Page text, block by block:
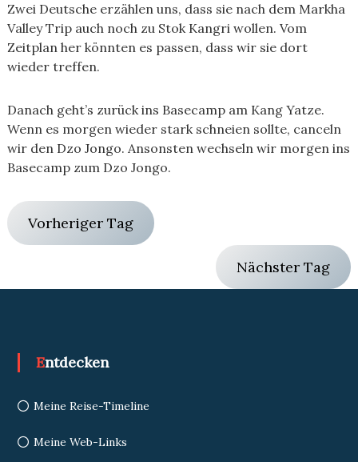
Zwei Deutsche erzählen uns, dass sie nach dem Markha
Valley Trip auch noch zu Stok Kangri wollen. Vom
Zeitplan her könnten es passen, dass wir sie dort
wieder treffen.
Danach geht’s zurück ins Basecamp am Kang Yatze.
Wenn es morgen wieder stark schneien sollte, canceln
wir den Dzo Jongo. Ansonsten wechseln wir morgen ins
Basecamp zum Dzo Jongo.
Vorheriger Tag
Nächster Tag
Entdecken
Meine Reise-Timeline
Meine Web-Links